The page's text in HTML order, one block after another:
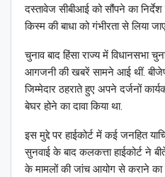
दस्तावेज सीबीआई को सौंपने का
किस्म की बाधा को गंभीरता से लिया
चुनाव बाद हिंसा राज्य में विधानसभा
आगजनी की खबरें सामने आई थीं.
जिम्मेदार ठहराते हुए अपने दर्जनों
बेघर होने का दावा किया था.
इस मुद्दे पर हाईकोर्ट में कई जनहित
सुनवाई के बाद कलकत्ता हाईकोर्ट
के मामलों की जांच आयोग से कराने का